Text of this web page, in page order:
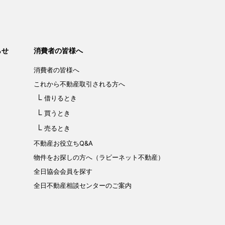
せ 消費者の皆様へ
消費者の皆様へ
これから不動産取引される方へ
借りるとき
買うとき
売るとき
不動産お役立ちQ&A
物件をお探しの方へ（ラビーネット不動産）
全日協会会員を探す
全日不動産相談センターのご案内